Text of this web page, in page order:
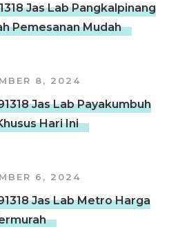
Jas Lab Pangkalpinang
Pemesanan Mudah
8, 2024
Jas Lab Payakumbuh
Hari Ini
6, 2024
Jas Lab Metro Harga